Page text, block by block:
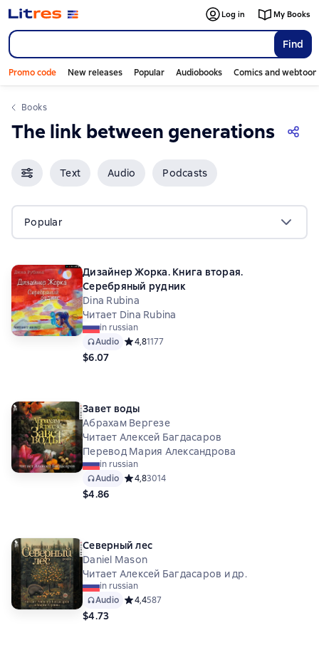
Find
Log in My Books
Promo code New releases Popular Audiobooks Comics and
Books
The link between generations
Text Audio Podcasts
Popular
Дизайнер Жорка. Книга вторая.
Серебряный рудник
Dina Rubina
Читает Dina Rubina
in russian
Audio Средний рейтинг 4,8 на основе 1177 оценок
4,81177
$6.07
Завет воды
Абрахам Вергезе
Читает Алексей Багдасаров
Перевод Мария Александрова
in russian
Audio Средний рейтинг 4,8 на основе 3014 оценок
4,83014
$4.86
Северный лес
Daniel Mason
Читает Алексей Багдасаров и др.
in russian
Audio Средний рейтинг 4,4 на основе 587 оценок
4,4587
$4.73